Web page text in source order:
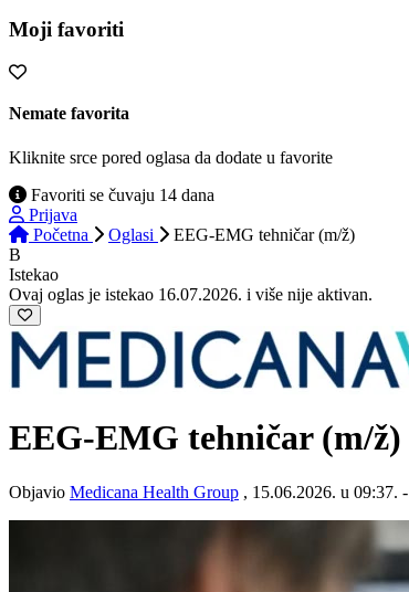
Moji favoriti
Nemate favorita
Kliknite srce pored oglasa da dodate u favorite
Favoriti se čuvaju 14 dana
Prijava
Početna
Oglasi
EEG-EMG tehničar (m/ž)
B
Istekao
Ovaj oglas je istekao 16.07.2026. i više nije aktivan.
EEG-EMG tehničar (m/ž)
Objavio Medicana Health Group , 15.06.2026. u 09:37. -